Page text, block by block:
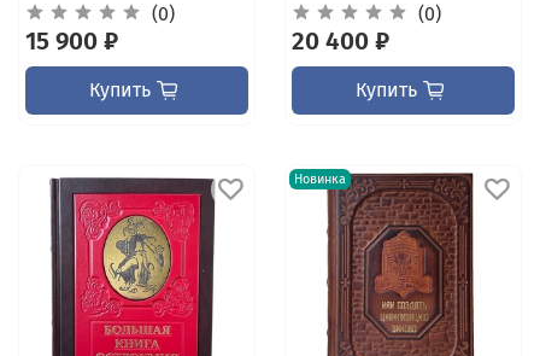
(0)
15 900 ₽
Купить
(0)
20 400 ₽
Купить
Новинка